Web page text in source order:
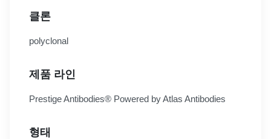
클론
polyclonal
제품 라인
Prestige Antibodies® Powered by Atlas Antibodies
형태